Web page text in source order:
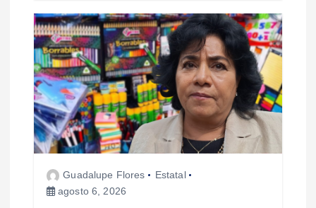
s
Guadalupe Flores
Estatal
agosto 6, 2026